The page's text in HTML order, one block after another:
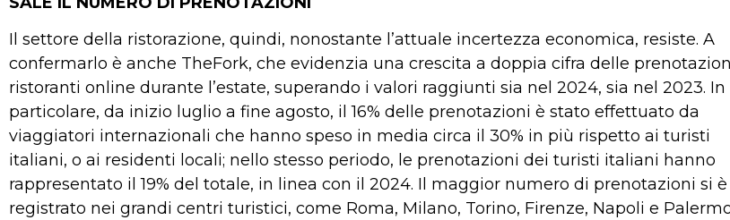
Il settore della ristorazione, quindi, nonostante l’attuale incertezza economica, resiste. A
confermarlo è anche TheFork, che evidenzia una crescita a doppia cifra delle
ristoranti online durante l’estate, superando i valori raggiunti sia nel 2024, sia nel 2023. In
particolare, da inizio luglio a fine agosto, il 16% delle prenotazioni è stato effettuato da
viaggiatori internazionali che hanno speso in media circa il 30% in più rispetto ai turisti
italiani, o ai residenti locali; nello stesso periodo, le prenotazioni dei turisti italiani hanno
rappresentato il 19% del totale, in linea con il 2024. Il maggior numero di prenotazioni si è
registrato nei grandi centri turistici, come Roma, Milano, Torino, Firenze, Napoli e